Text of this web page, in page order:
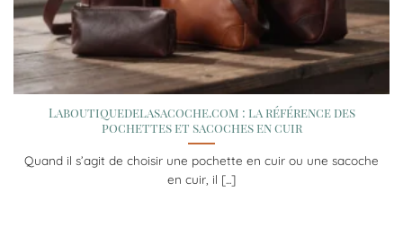
Laboutiquedelasacoche.com : la référence des
pochettes et sacoches en cuir
Quand il s’agit de choisir une pochette en cuir ou une sacoche
en cuir, il [...]